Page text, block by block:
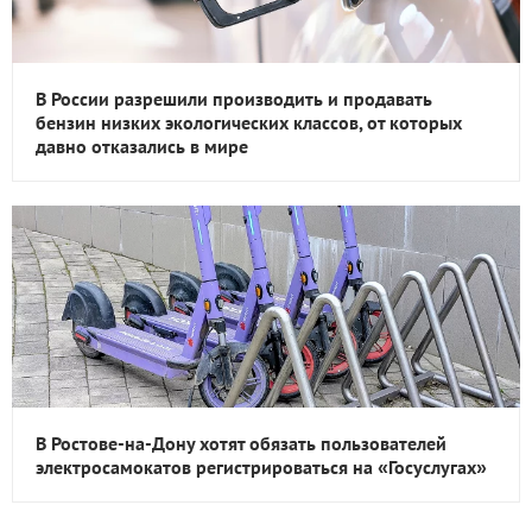
В России разрешили производить и продавать
бензин низких экологических классов, от которых
давно отказались в мире
В Ростове-на-Дону хотят обязать пользователей
электросамокатов регистрироваться на «Госуслугах»